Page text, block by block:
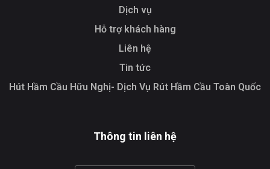
Dịch vụ
Hỗ trợ khách hàng
Liên hệ
Tin tức
Hút Hầm Cầu Hữu Nghị- Dịch Vụ Rút Hầm Cầu Toàn Quốc
Thông tin liên hệ